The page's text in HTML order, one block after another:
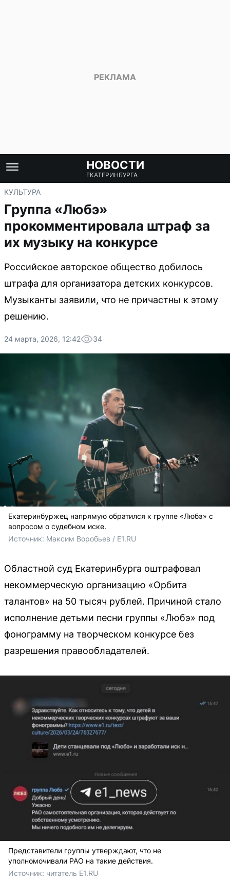
НОВОСТИ
ЕКАТЕРИНБУРГА
КУЛЬТУРА
Группа «Любэ»
прокомментировала штраф за
их музыку на конкурсе
Российское авторское общество добилось
штрафа для организатора детских конкурсов.
Музыканты заявили, что не причастны к этому
решению.
24 марта, 2026, 12:42 34
Екатеринбуржец напрямую обратился к группе «Любэ» с
вопросом о судебном иске.
Источник: Максим Воробьев / E1.RU
Областной суд Екатеринбурга оштрафовал
некоммерческую организацию «Орбита
талантов» на 50 тысяч рублей. Причиной стало
исполнение детьми песни группы «Любэ» под
фонограмму на творческом конкурсе без
разрешения правообладателей.
Представители группы утверждают, что не
уполномочивали РАО на такие действия.
Источник: читатель E1.RU